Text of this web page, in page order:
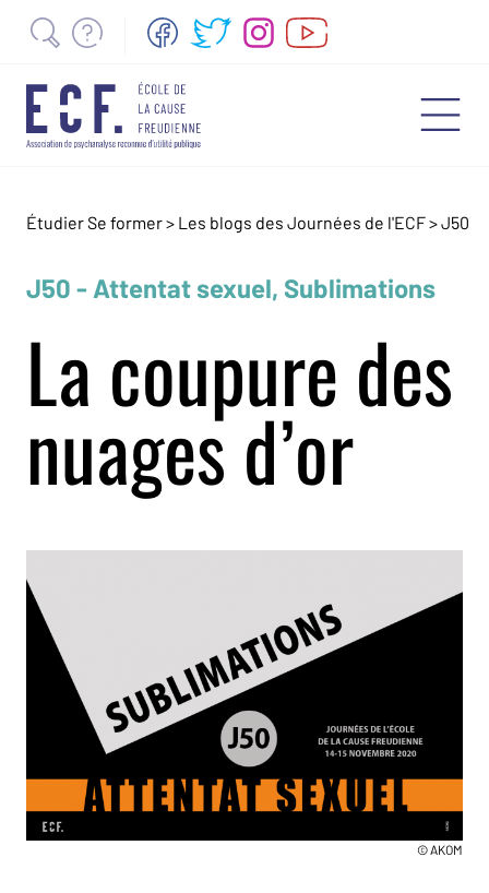
Étudier Se former > Les blogs des Journées de l'ECF>J50
J50 - Attentat sexuel, Sublimations
La coupure des
nuages d’or
© AKOM